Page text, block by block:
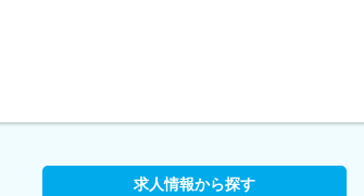
求人情報から探す